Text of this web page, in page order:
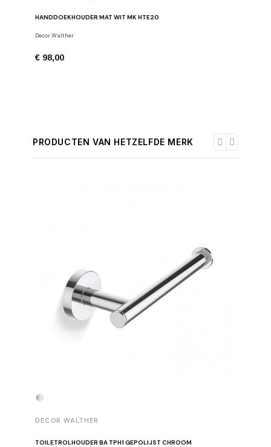
HANDDOEKHOUDER MAT WIT MK HTE20
Decor Walther
€ 98,00
PRODUCTEN VAN HETZELFDE MERK
DECOR WALTHER
TOILETROLHOUDER BA TPH1 GEPOLIJST CHROOM